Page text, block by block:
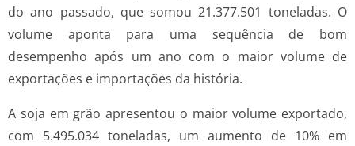
do ano passado, que somou 21.377.501 toneladas. O
volume aponta para uma sequência de bom
desempenho após um ano com o maior volume de
exportações e importações da história.
A soja em grão apresentou o maior volume exportado,
com 5.495.034 toneladas, um aumento de 10% em